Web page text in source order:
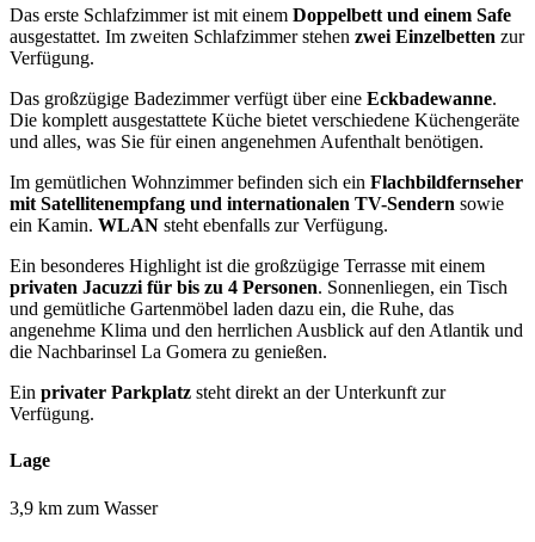
Das erste Schlafzimmer ist mit einem Doppelbett und einem Safe
ausgestattet. Im zweiten Schlafzimmer stehen zwei Einzelbetten zur
Verfügung.
Das großzügige Badezimmer verfügt über eine Eckbadewanne.
Die komplett ausgestattete Küche bietet verschiedene Küchengeräte
und alles, was Sie für einen angenehmen Aufenthalt benötigen.
Im gemütlichen Wohnzimmer befinden sich ein Flachbildfernseher
mit Satellitenempfang und internationalen TV-Sendern sowie
ein Kamin. WLAN steht ebenfalls zur Verfügung.
Ein besonderes Highlight ist die großzügige Terrasse mit einem
privaten Jacuzzi für bis zu 4 Personen. Sonnenliegen, ein Tisch
und gemütliche Gartenmöbel laden dazu ein, die Ruhe, das
angenehme Klima und den herrlichen Ausblick auf den Atlantik und
die Nachbarinsel La Gomera zu genießen.
Ein privater Parkplatz steht direkt an der Unterkunft zur
Verfügung.
Lage
3,9 km zum Wasser